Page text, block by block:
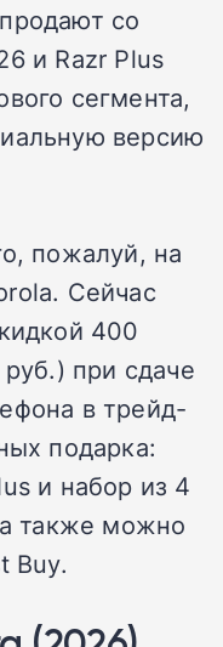
со
и Razr Plus
сегмента,
версию
пожалуй, на
Сейчас
400
при сдаче
в трейд-
подарка:
и набор из 4
также можно
Buy.